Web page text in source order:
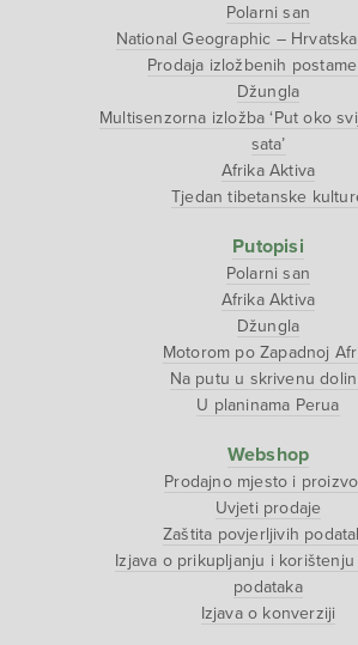
Polarni san
National Geographic –
Prodaja izložbenih
Džungla
Multisenzorna izložba ‘Put oko
sata’
Afrika Aktiva
Tjedan tibetanske
Putopisi
Polarni san
Afrika Aktiva
Džungla
Motorom po Zapadnoj
Na putu u skrivenu
U planinama Perua
Webshop
Prodajno mjesto i
Uvjeti prodaje
Zaštita povjerljivih
Izjava o prikupljanju i
podataka
Izjava o konverziji